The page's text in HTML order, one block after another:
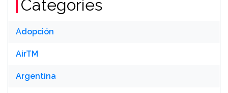
Categories
Adopción
AirTM
Argentina